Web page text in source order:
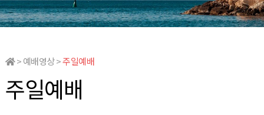
> 예배영상 >주일예배
주일예배